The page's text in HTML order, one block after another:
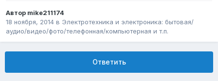
Автор mike211174
18 ноября, 2014 в Электротехника и электроника: бытовая/
аудио/видео/фото/телефонная/компьютерная и т.п.
Ответить